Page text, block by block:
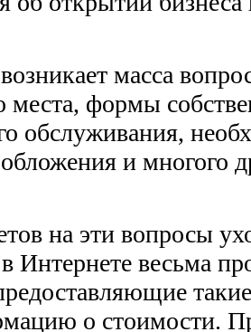
масса
места, формы
обслуживания,
и многого
на эти вопросы
весьма
о стоимости.